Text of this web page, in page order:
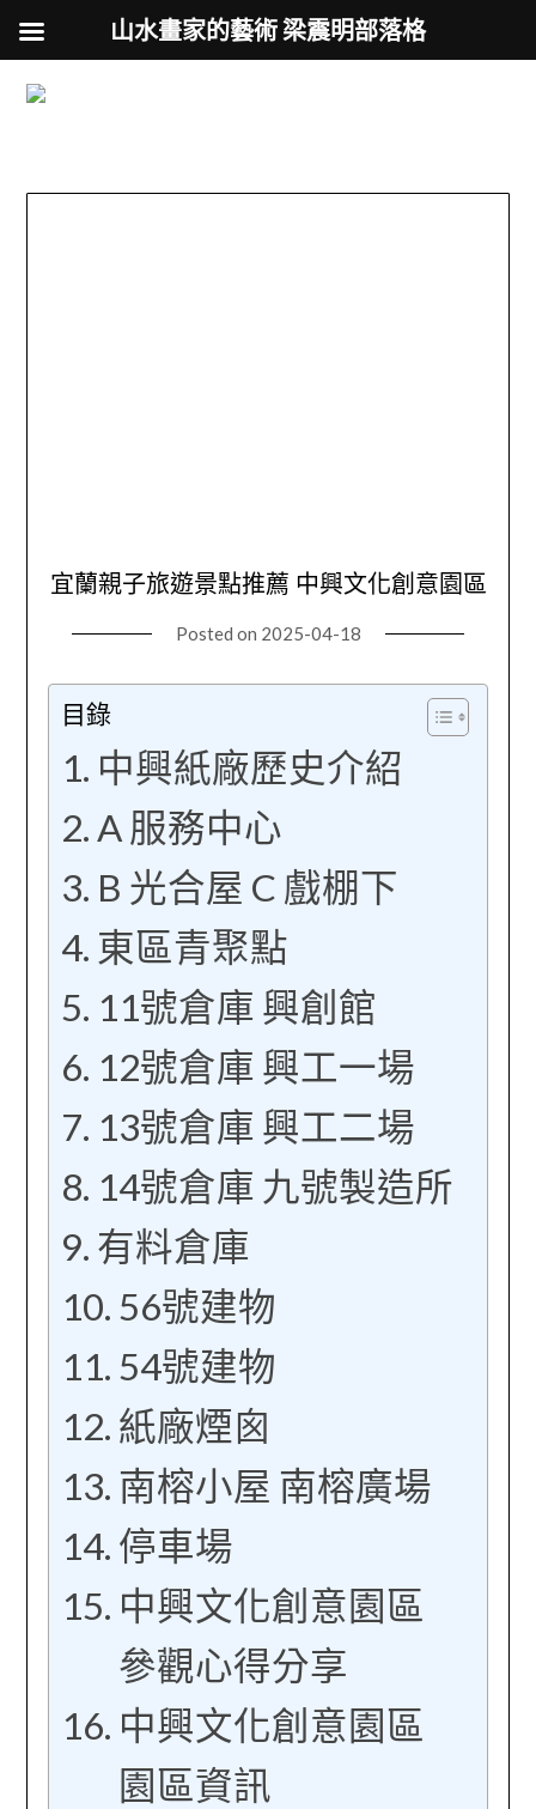
宜蘭親子旅遊景點推薦 中興文化創意園區
Posted on 2025-04-18
目錄
中興紙廠歷史介紹
A 服務中心
B 光合屋 C 戲棚下
東區青聚點
11號倉庫 興創館
12號倉庫 興工一場
13號倉庫 興工二場
14號倉庫 九號製造所
有料倉庫
56號建物
54號建物
紙廠煙囪
南榕小屋 南榕廣場
停車場
中興文化創意園區
參觀心得分享
中興文化創意園區
園區資訊
山水畫家的藝術 梁震明部落格